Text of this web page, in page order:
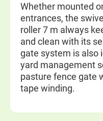
Whether mounted
entrances, the
roller 7 m always
and clean with its
gate system is also
yard management
pasture fence gate
tape winding.